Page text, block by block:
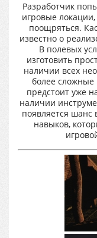
Разработчик
игровые локации,
поощряться.
известно о
В полевых
изготовить
наличии всех
более
предстоит уже
наличии
появляется шанс
навыков,